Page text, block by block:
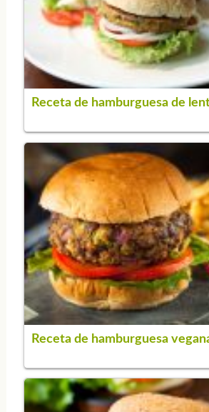
Receta de hamburguesa de
Receta de hamburguesa